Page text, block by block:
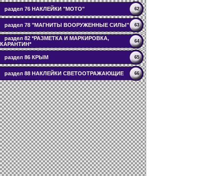
раздел 76 НАКЛЕЙКИ "МОТО" 62
раздел 78 "МАГНИТЫ ВООРУЖЕННЫЕ СИЛЫ" 63
раздел 82 *РАЗМЕТКА И МАРКИРОВКА,
КАРАНТИН*
64
раздел 86 КРЫМ 65
раздел 88 НАКЛЕЙКИ СВЕТООТРАЖАЮЩИЕ 66